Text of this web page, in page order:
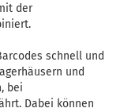
der
schnell und
und
bei
Dabei können